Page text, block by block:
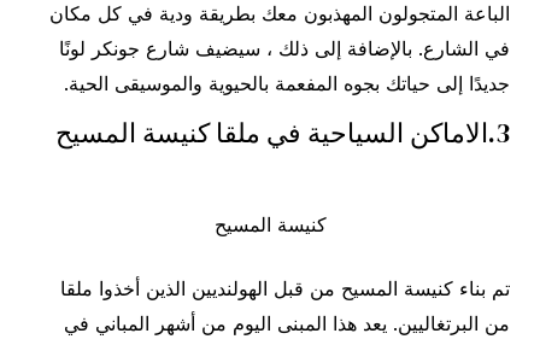
الباعة المتجولون المهذبون معك بطريقة ودية في كل مكان
في الشارع. بالإضافة إلى ذلك ، سيضيف شارع جونكر لونًا
جديدًا إلى حياتك بجوه المفعمة بالحيوية والموسيقى الحية.
3.الاماكن السياحية في ملقا كنيسة المسيح
كنيسة المسيح
تم بناء كنيسة المسيح من قبل الهولنديين الذين أخذوا ملقا
من البرتغاليين. يعد هذا المبنى اليوم من أشهر المباني في